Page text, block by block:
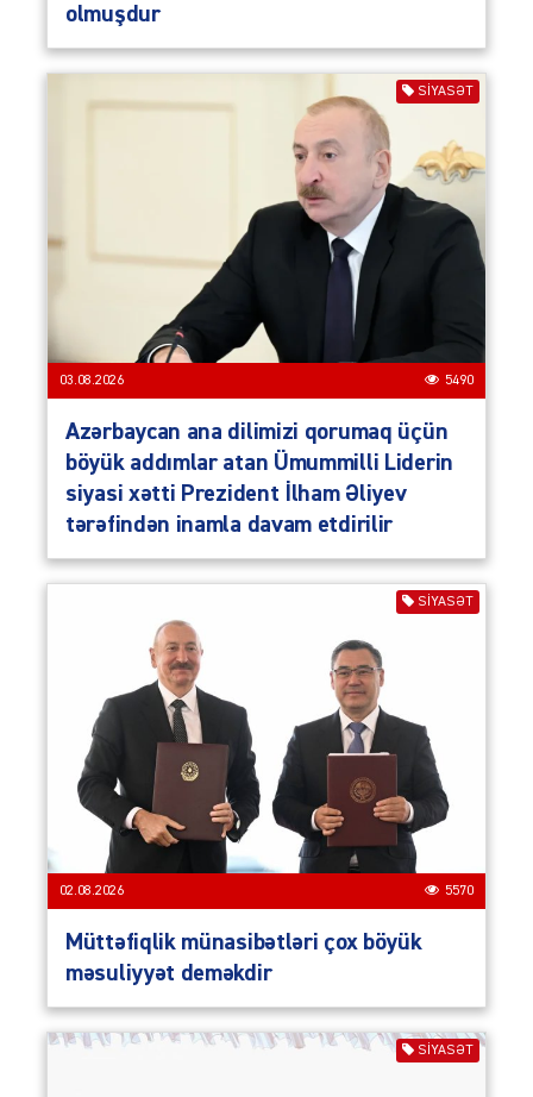
olmuşdur
SIYASƏT
03.08.2026 5490
Azərbaycan ana dilimizi qorumaq üçün
böyük addımlar atan Ümummilli Liderin
siyasi xətti Prezident İlham Əliyev
tərəfindən inamla davam etdirilir
SIYASƏT
02.08.2026 5570
Müttəfiqlik münasibətləri çox böyük
məsuliyyət deməkdir
SIYASƏT